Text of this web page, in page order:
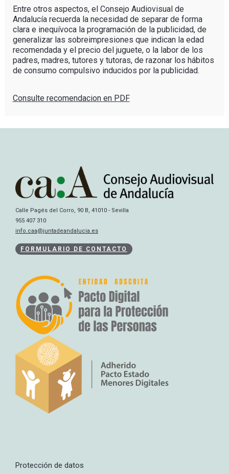
Entre otros aspectos, el Consejo Audiovisual de
Andalucía recuerda la necesidad de separar de forma
clara e inequívoca la programación de la publicidad, de
generalizar las sobreimpresiones que indican la edad
recomendada y el precio del juguete, o la labor de los
padres, madres, tutores y tutoras, de razonar los hábitos
de consumo compulsivo inducidos por la publicidad.
Consulte recomendacion en PDF
Calle Pagés del Corro, 90 B, 41010 - Sevilla
955 407 310
info.caa@juntadeandalucia.es
FORMULARIO DE CONTACTO
Protección de datos